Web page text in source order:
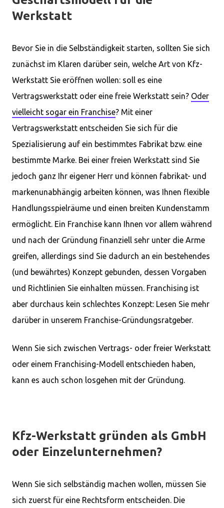
Werkstatt
Bevor Sie in die Selbständigkeit starten, sollten Sie sich
zunächst im Klaren darüber sein, welche Art von Kfz-
Werkstatt Sie eröffnen wollen: soll es eine
Vertragswerkstatt oder eine freie Werkstatt sein? Oder
vielleicht sogar ein Franchise? Mit einer
Vertragswerkstatt entscheiden Sie sich für die
Spezialisierung auf ein bestimmtes Fabrikat bzw. eine
bestimmte Marke. Bei einer freien Werkstatt sind Sie
jedoch ganz Ihr eigener Herr und können fabrikat- und
markenunabhängig arbeiten können, was Ihnen flexible
Handlungsspielräume und einen breiten Kundenstamm
ermöglicht. Ein Franchise kann Ihnen vor allem während
und nach der Gründung finanziell sehr unter die Arme
greifen, allerdings sind Sie dadurch an ein bestehendes
(und bewährtes) Konzept gebunden, dessen Vorgaben
und Richtlinien Sie einhalten müssen. Franchising ist
aber durchaus kein schlechtes Konzept: Lesen Sie mehr
darüber in unserem Franchise-Gründungsratgeber.
Wenn Sie sich zwischen Vertrags- oder freier Werkstatt
oder einem Franchising-Modell entschieden haben,
kann es auch schon losgehen mit der Gründung.
Kfz-Werkstatt gründen als GmbH
oder Einzelunternehmen?
Wenn Sie sich selbständig machen wollen, müssen Sie
sich zuerst für eine Rechtsform entscheiden. Die